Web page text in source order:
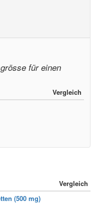
für einen
Vergleich
Vergleich
(500 mg)